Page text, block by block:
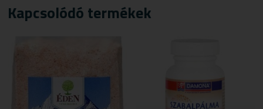
Kapcsolódó termékek